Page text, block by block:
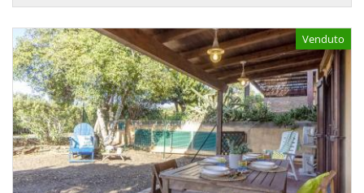
Venduto